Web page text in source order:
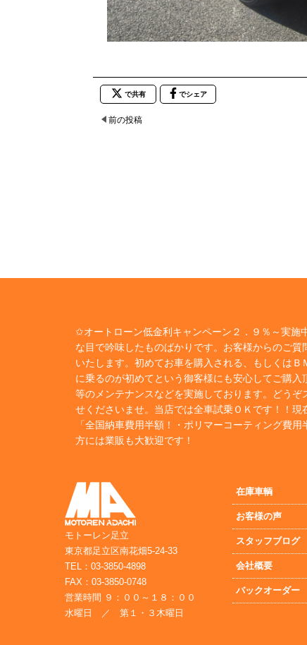
で共有 でシェア
前の投稿
✩オートローン低金利キャンペーン２．９％～実施
な目で吟味したものばかりです。お客様からのご質
いたします。初めてお車を購入される、もしくは
に乗るのが初めてという御客様にも安心してご購入
等のメンテナンスなどを実施しております。どうぞ
せくださいませ。当店では全車試乗ＯＫです！！現
「全国納車費用半額！・ポリマーコーティング費
方には業販も大歓迎です！
モトーレン足立
東京都足立区南花畑5-24-33
TEL：03-3850-4898
FAX：03-3850-0748
営業時間 ９：００～１８：００
水曜日 ／ 第１・３木曜日
在庫車輌
お客様の声
スタッフブログ
会社概要
バックオーダー